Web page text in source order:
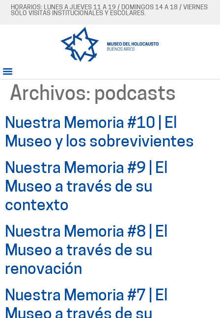
HORARIOS: LUNES A JUEVES 11 A 19 / DOMINGOS 14 A 18 / VIERNES
SÓLO VISITAS INSTITUCIONALES Y ESCOLARES.
Archivos: podcasts
Nuestra Memoria #10 | El
Museo y los sobrevivientes
Nuestra Memoria #9 | El
Museo a través de su
contexto
Nuestra Memoria #8 | El
Museo a través de su
renovación
Nuestra Memoria #7 | El